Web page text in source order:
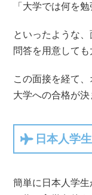
「大学では何を
といったような
問答を用意しても
この面接を経て
大学への合格が決
日本人学
簡単に日本人学